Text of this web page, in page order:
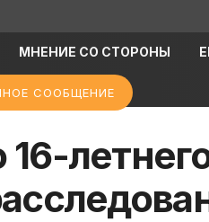
МНЕНИЕ СО СТОРОНЫ
СООБЩЕНИЕ
16-